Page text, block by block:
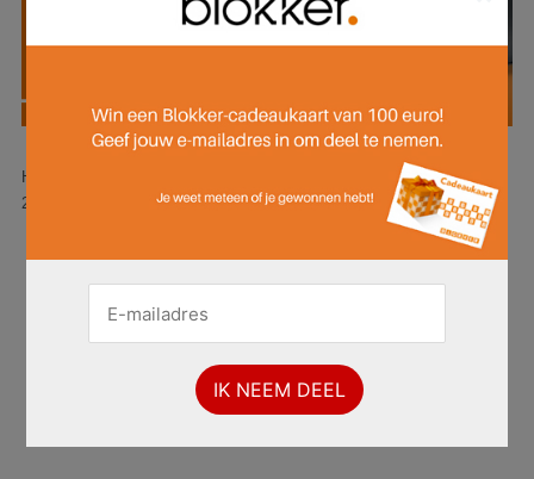
Hier is pagina 1 van 16 pagina's van de Blokker folder, geldig van
22.06.2026 tot 12.07.2026.